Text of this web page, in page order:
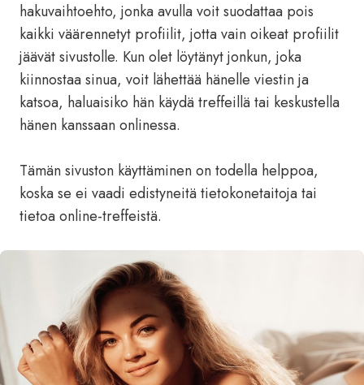
hakuvaihtoehto, jonka avulla voit suodattaa pois
kaikki väärennetyt profiilit, jotta vain oikeat profiilit
jäävät sivustolle. Kun olet löytänyt jonkun, joka
kiinnostaa sinua, voit lähettää hänelle viestin ja
katsoa, ​​haluaisiko hän käydä treffeillä tai keskustella
hänen kanssaan onlinessa.
Tämän sivuston käyttäminen on todella helppoa,
koska se ei vaadi edistyneitä tietokonetaitoja tai
tietoa online-treffeistä.